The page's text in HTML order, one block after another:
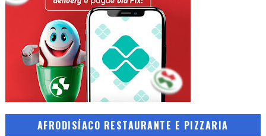
AFRODISÍACO RESTAURANTE E PIZZARIA